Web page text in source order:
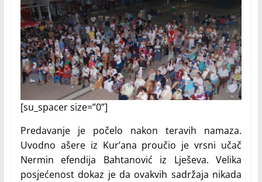
[su_spacer size=”0”]
Predavanje je počelo nakon teravih namaza.
Uvodno ašere iz Kur’ana proučio je vrsni učač
Nermin efendija Bahtanović iz Lješeva. Velika
posjećenost dokaz je da ovakvih sadržaja nikada